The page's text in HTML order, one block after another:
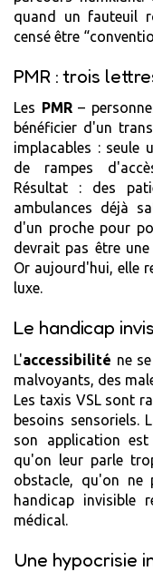
quand un fauteuil
censé être
PMR : trois
Les PMR–
bénéficier d'un
implacables : seule
de rampes
Résultat : des
ambulances déjà
d'un proche pour
devrait pas être
Or aujourd'hui, elle
luxe.
Le handicap
L'accessibilité ne
malvoyants, des
Les taxis VSL sont
besoins sensoriels.
son application
qu'on leur parle
obstacle, qu'on ne
handicap invisible
médical.
Une hypocrisie